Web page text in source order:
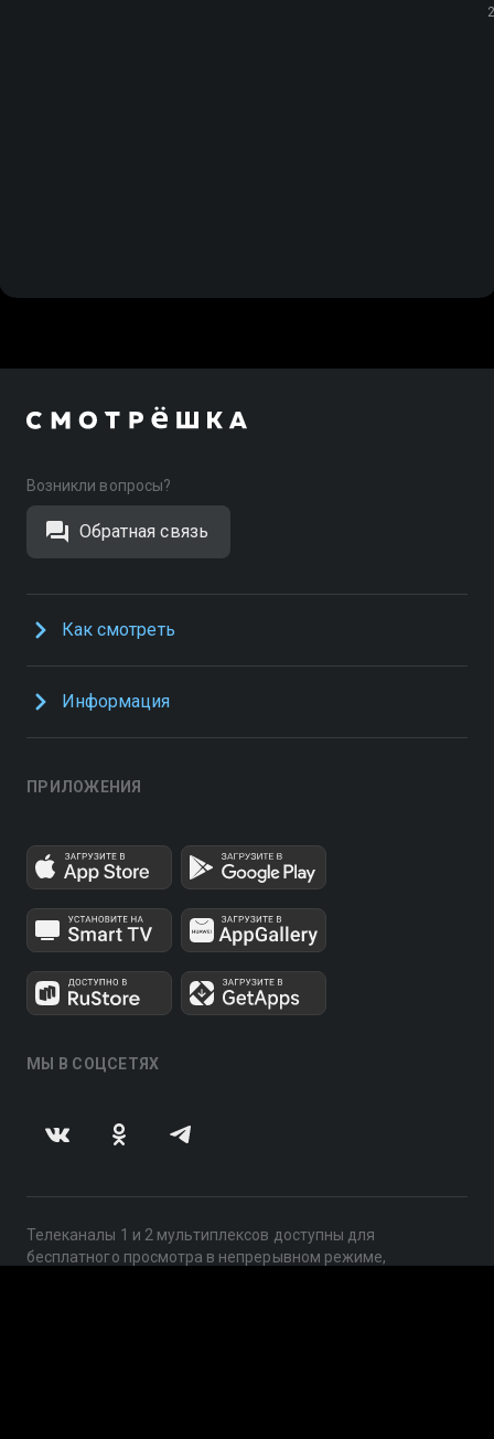
Возникли вопросы?
Обратная связь
Как смотреть
Информация
ПРИЛОЖЕНИЯ
МЫ В СОЦСЕТЯХ
Телеканалы 1 и 2 мультиплексов доступны для
бесплатного просмотра в непрерывном режиме,